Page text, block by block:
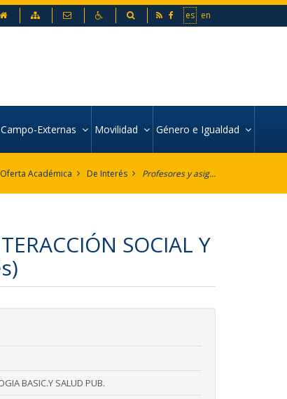
es en
Mapa web Contacto AccesibilidadBuscador
Externas Movilidad Género e Igualdad
Oferta Académica De Interés Profesores y asignaturas por Departamento
SOCIAL Y
BASIC.Y SALUD PUB.